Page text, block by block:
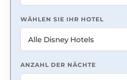
WÄHLEN SIE IHR HOTEL
ANZAHL DER NÄCHTE